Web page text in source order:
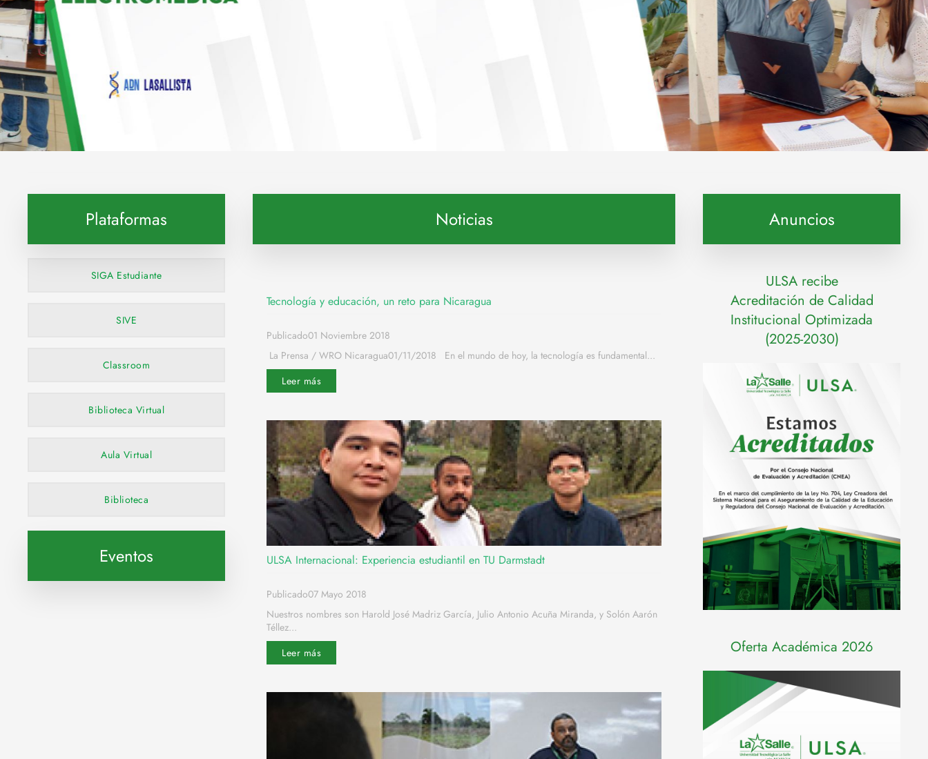
Plataformas
SIGA Estudiante
SIVE
Classroom
Biblioteca Virtual
Aula Virtual
Biblioteca
Eventos
Noticias
Tecnología y educación, un reto para Nicaragua
Publicado01 Noviembre 2018
La Prensa / WRO Nicaragua01/11/2018 En el mundo de hoy, la tecnología es fundamental...
Leer más
ULSA Internacional: Experiencia estudiantil en TU Darmstadt
Publicado07 Mayo 2018
Nuestros nombres son Harold José Madriz García, Julio Antonio Acuña Miranda, y Solón Aarón
Téllez...
Leer más
Anuncios
ULSA recibe
Acreditación de Calidad
Institucional Optimizada
(2025-2030)
Oferta Académica 2026